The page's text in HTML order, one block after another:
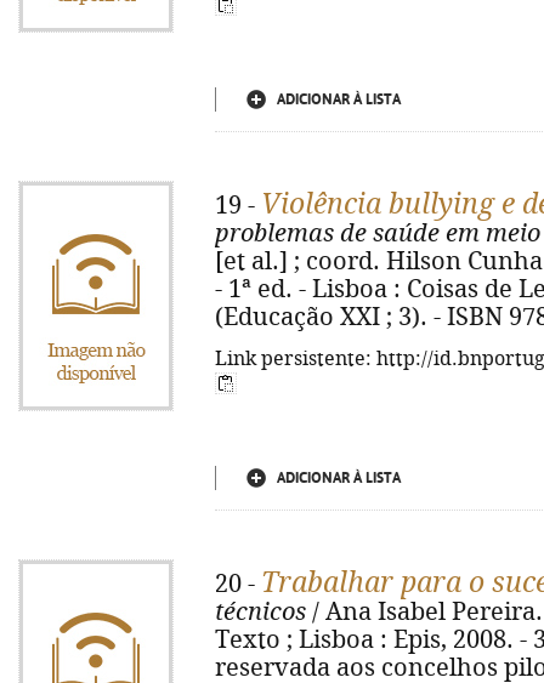
ADICIONAR À LISTA
19 - Violência bullying e
problemas de saúde em
[et al.] ; coord. Hilson
- 1ª ed. - Lisboa : Coisas de
(Educação XXI ; 3). - ISBN
Link persistente: http://
ADICIONAR À LISTA
20 - Trabalhar para o
técnicos / Ana Isabel
Texto ; Lisboa : Epis, 2008. -
reservada aos concelhos